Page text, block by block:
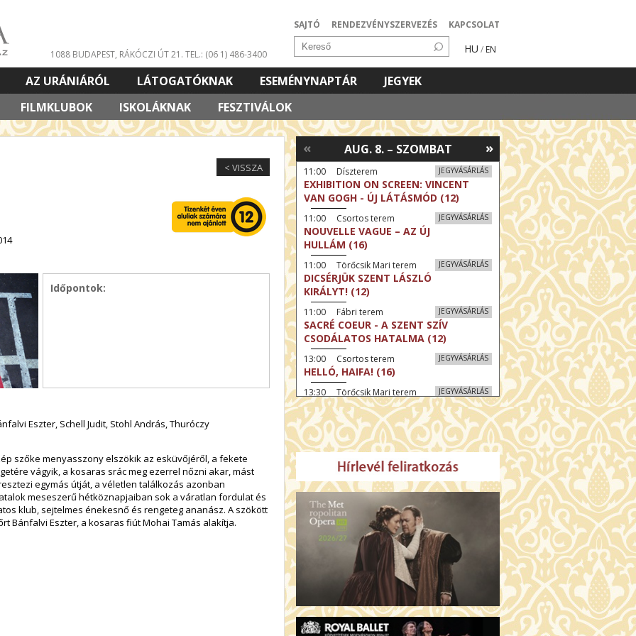
SAJTÓ RENDEZVÉNYSZERVEZÉS KAPCSOLAT
HU / EN
1088 BUDAPEST, RÁKÓCZI ÚT 21. TEL.: (06 1) 486-3400
FILMKLUBOK ISKOLÁKNAK FESZTIVÁLOK
AZ URÁNIÁRÓL LÁTOGATÓKNAK ESEMÉNYNAPTÁR JEGYEK
< VISSZA
Időpontok:
Eszter, Schell Judit, Stohl András, Thuróczy
szőke menyasszony elszökik az esküvőjéről, a fekete
vágyik, a kosaras srác meg ezerrel nőzni akar, mást
egymás útját, a véletlen találkozás azonban
meseszerű hétköznapjaiban sok a váratlan fordulat és
klub, sejtelmes énekesnő és rengeteg ananász. A szökött
Bánfalvi Eszter, a kosaras fiút Mohai Tamás alakítja.
»
AUG. 8. – SZOMBAT
«
JEGYVÁSÁRLÁS
11:00 Díszterem
EXHIBITION ON SCREEN: VINCENT
VAN GOGH - ÚJ LÁTÁSMÓD (12)
JEGYVÁSÁRLÁS
11:00 Csortos terem
NOUVELLE VAGUE – AZ ÚJ
HULLÁM (16)
JEGYVÁSÁRLÁS
11:00 Törőcsik Mari terem
DICSÉRJÜK SZENT LÁSZLÓ
KIRÁLYT! (12)
JEGYVÁSÁRLÁS
11:00 Fábri terem
SACRÉ COEUR - A SZENT SZÍV
CSODÁLATOS HATALMA (12)
JEGYVÁSÁRLÁS
13:00 Csortos terem
HELLÓ, HAIFA! (16)
JEGYVÁSÁRLÁS
13:30 Törőcsik Mari terem
A KEGYELEM (16)
JEGYVÁSÁRLÁS
13:30 Díszterem
MAGYAR MENYEGZŐ (12)
14:30 Fábri terem
MESSZI ÉSZAK (12)
JEGYVÁSÁRLÁS
15:00 Csortos terem
MOHÁCS – VILÁGOK HARCA (12)
15:30 Díszterem
ODÜSSZEIA (16)
JEGYVÁSÁRLÁS
16:00 Törőcsik Mari terem
TALÁLKOZÁS A BUDDHÁVAL (12)
JEGYVÁSÁRLÁS
17:00 Fábri terem
MOMO (12)
17:00 Csortos terem